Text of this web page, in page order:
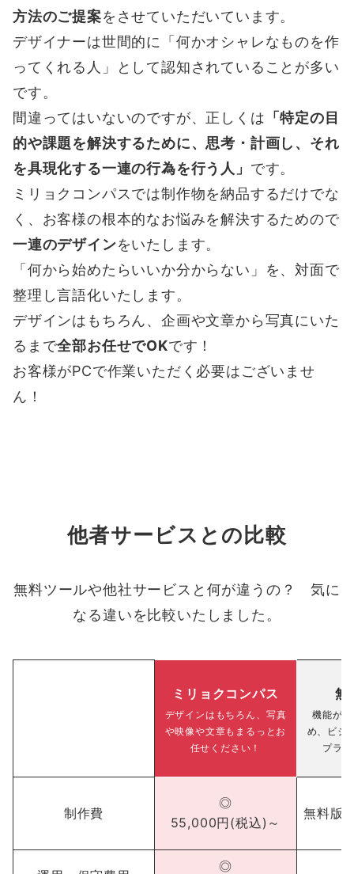
方法のご提案をさせていただいています。
デザイナーは世間的に「何かオシャレなものを作
ってくれる人」として認知されていることが多い
です。
間違ってはいないのですが、正しくは 「特定の目
的や課題を解決するために、思考・計画し、それ
を具現化する一連の行為を行う人」 です。
ミリョクコンパスでは制作物を納品するだけでな
く、お客様の根本的なお悩みを解決するためので
一連のデザインをいたします。
「何から始めたらいいか分からない」を、対面で
整理し言語化いたします。
デザインはもちろん、企画や文章から写真にいた
るまで全部お任せでOKです！
お客様がPCで作業いただく必要はございませ
ん！
他者サービスとの比較
無料ツールや他社サービスと何が違うの？ 気に
なる違いを比較いたしました。
ミリョクコンパス
デザインはもちろん 、 写真
や映像や文章もまるっとお
任せください！
無
機能が
め、ビジ
プラ
制作費
◎
55,000円(税込)～
無料版
◎